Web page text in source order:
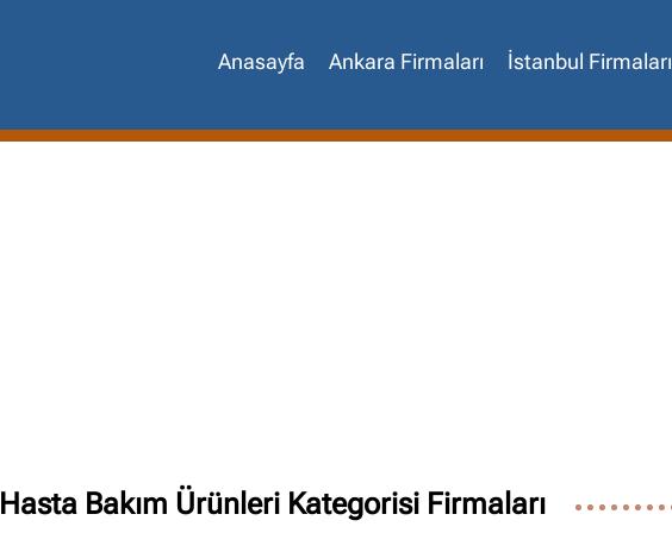
Anasayfa Ankara Firmaları İstanbul Firmaları
Hasta Bakım Ürünleri Kategorisi Firmaları
İçerik grupları